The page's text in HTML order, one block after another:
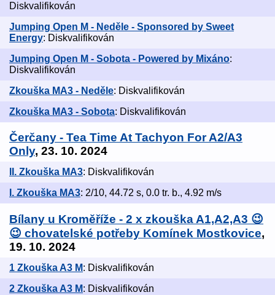
Diskvalifikován
Jumping Open M - Neděle - Sponsored by Sweet
Energy: Diskvalifikován
Jumping Open M - Sobota - Powered by Mixáno:
Diskvalifikován
Zkouška MA3 - Neděle: Diskvalifikován
Zkouška MA3 - Sobota: Diskvalifikován
Čerčany - Tea Time At Tachyon For A2/A3
Only, 23. 10. 2024
II. Zkouška MA3: Diskvalifikován
I. Zkouška MA3: 2/10, 44.72 s, 0.0 tr. b., 4.92 m/s
Bílany u Kroměříže - 2 x zkouška A1,A2,A3 😉
😉 chovatelské potřeby Komínek Mostkovice,
19. 10. 2024
1 Zkouška A3 M: Diskvalifikován
2 Zkouška A3 M: Diskvalifikován